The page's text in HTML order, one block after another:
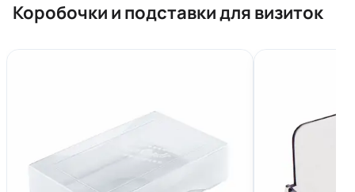
Коробочки и подставки для визиток